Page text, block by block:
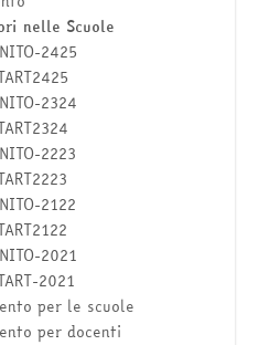
nelle Scuole
2425
2324
2223
2122
2021
2021
per le scuole
per docenti